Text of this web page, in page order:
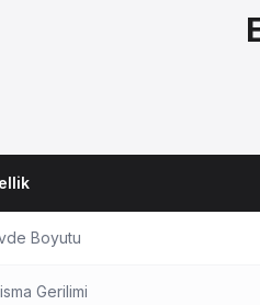
Boyutu
Gerilimi